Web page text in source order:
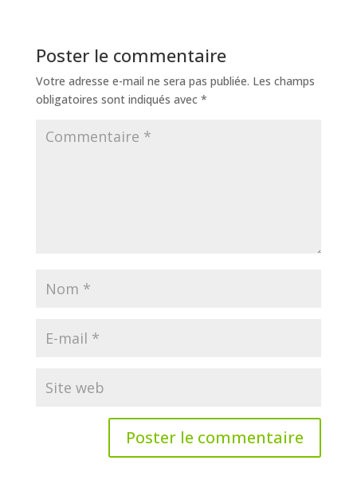
Poster le commentaire
Votre adresse e-mail ne sera pas publiée. Les champs
obligatoires sont indiqués avec *